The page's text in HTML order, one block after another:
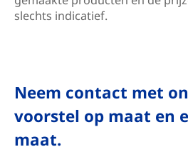
slechts indicatief.
Neem contact met
voorstel op maat en
maat.